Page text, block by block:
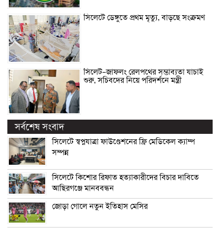
সিলেটে ডেঙ্গুতে প্রথম মৃত্যু, বাড়ছে সংক্রমণ
সিলেট–জাফলং রেলপথের সম্ভাব্যতা যাচাই
শুরু, সচিবদের নিয়ে পরিদর্শনে মন্ত্রী
সর্বশেষ সংবাদ
সিলেটে স্বপ্নযাত্রা ফাউণ্ডেশনের ফ্রি মেডিকেল ক্যাম্প
সম্পন্ন
সিলেটে কিশোর রিফাত হত্যাকারীদের বিচার দাবিতে
আছিরগঞ্জে মানববন্ধন
জোড়া গোলে নতুন ইতিহাস মেসির